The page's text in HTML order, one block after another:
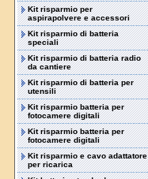
Kit risparmio per
aspirapolvere e accessori
Kit risparmio di batteria
speciali
Kit risparmio di batteria radio
da cantiere
Kit risparmio di batteria per
utensili
Kit risparmio batteria per
fotocamere digitali
Kit risparmio batteria per
fotocamere digitali
Kit risparmio e cavo adattatore
per ricarica